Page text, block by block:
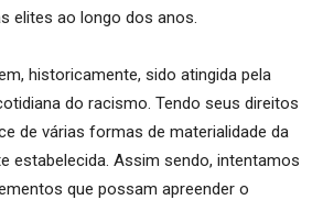
elites ao longo dos anos.
historicamente, sido atingida pela
do racismo. Tendo seus direitos
de várias formas de materialidade da
estabelecida. Assim sendo, intentamos
que possam apreender o